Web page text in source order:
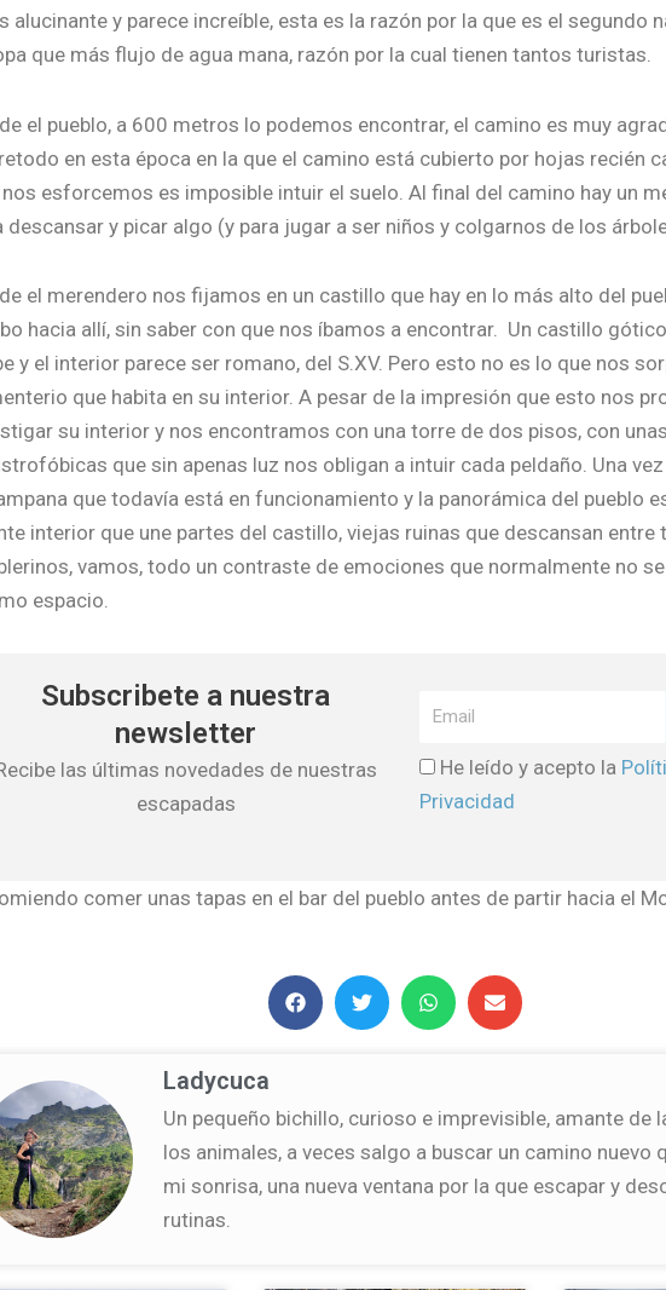
alucinante y parece increíble, esta es la razón por la que es el segundo
que más flujo de agua mana, razón por la cual tienen tantos turistas.
el pueblo, a 600 metros lo podemos encontrar, el camino es muy
en esta época en la que el camino está cubierto por hojas recién
esforcemos es imposible intuir el suelo. Al final del camino hay un
descansar y picar algo (y para jugar a ser niños y colgarnos de los
el merendero nos fijamos en un castillo que hay en lo más alto del
hacia allí, sin saber con que nos íbamos a encontrar. Un castillo
y el interior parece ser romano, del S.XV. Pero esto no es lo que nos
que habita en su interior. A pesar de la impresión que esto nos
su interior y nos encontramos con una torre de dos pisos, con
que sin apenas luz nos obligan a intuir cada peldaño. Una
que todavía está en funcionamiento y la panorámica del pueblo
interior que une partes del castillo, viejas ruinas que descansan entre
vamos, todo un contraste de emociones que normalmente no
espacio.
Subscribete a nuestra
newsletter
las últimas novedades de nuestras
escapadas
He leído y acepto la
Privacidad
comer unas tapas en el bar del pueblo antes de partir hacia el
Ladycuca
Un pequeño bichillo, curioso e imprevisible, amante de
los animales, a veces salgo a buscar un camino nuevo
mi sonrisa, una nueva ventana por la que escapar y
rutinas.